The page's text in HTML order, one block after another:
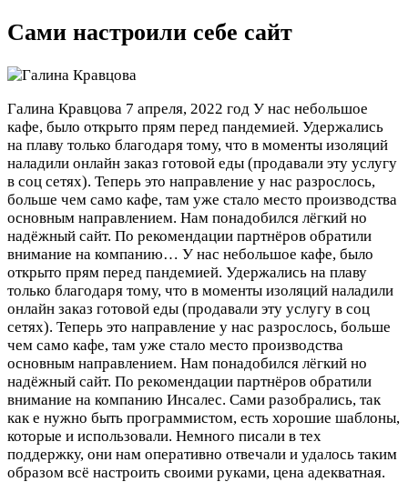
Сами настроили себе сайт
Галина Кравцова 7 апреля, 2022 год У нас небольшое
кафе, было открыто прям перед пандемией. Удержались
на плаву только благодаря тому, что в моменты изоляций
наладили онлайн заказ готовой еды (продавали эту услугу
в соц сетях). Теперь это направление у нас разрослось,
больше чем само кафе, там уже стало место производства
основным направлением. Нам понадобился лёгкий но
надёжный сайт. По рекомендации партнёров обратили
внимание на компанию… У нас небольшое кафе, было
открыто прям перед пандемией. Удержались на плаву
только благодаря тому, что в моменты изоляций наладили
онлайн заказ готовой еды (продавали эту услугу в соц
сетях). Теперь это направление у нас разрослось, больше
чем само кафе, там уже стало место производства
основным направлением. Нам понадобился лёгкий но
надёжный сайт. По рекомендации партнёров обратили
внимание на компанию Инсалес. Сами разобрались, так
как е нужно быть программистом, есть хорошие шаблоны,
которые и использовали. Немного писали в тех
поддержку, они нам оперативно отвечали и удалось таким
образом всё настроить своими руками, цена адекватная.